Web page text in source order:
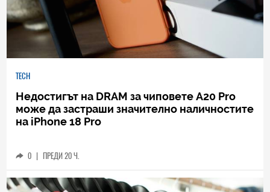
TECH
Недостигът на DRAM за чиповете A20 Pro
може да застраши значително наличностите
на iPhone 18 Pro
0 | ПРЕДИ 20 Ч.